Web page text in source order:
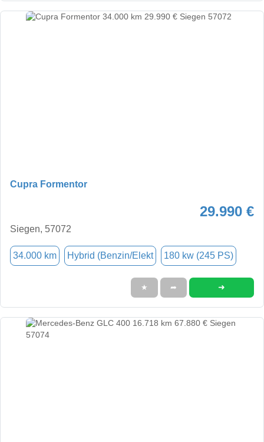
Cupra Formentor
29.990 €
Siegen, 57072
34.000 km Hybrid (Benzin/Elekt 180 kw (245 PS)
★ ➦ ➜